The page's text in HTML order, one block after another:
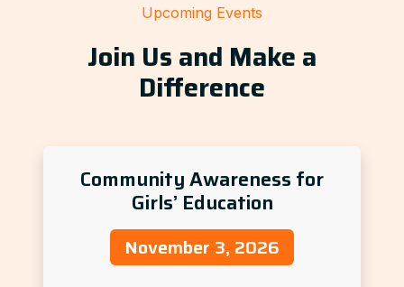
Upcoming Events
Join Us and Make a
Difference
Community Awareness for
Girls’ Education
November 3, 2026